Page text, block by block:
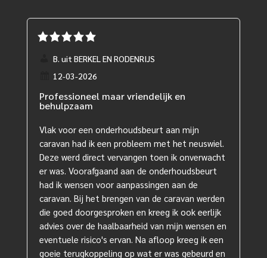
B. uit BERKEL EN RODENRIJS
12-03-2026
Professioneel maar vriendelijk en
behulpzaam
Vlak voor een onderhoudsbeurt aan mijn
caravan had ik een probleem met het neuswiel.
Deze werd direct vervangen toen ik onverwacht
er was. Voorafgaand aan de onderhoudsbeurt
had ik wensen voor aanpassingen aan de
caravan. Bij het brengen van de caravan werden
die goed doorgesproken en kreeg ik ook eerlijk
advies over de haalbaarheid van mijn wensen en
eventuele risico's ervan. Na afloop kreeg ik een
goeie terugkoppeling op wat er was gebeurd en